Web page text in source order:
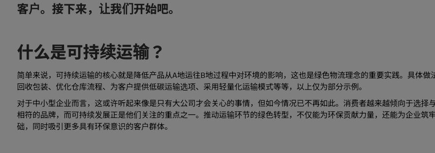
客户。接下来，让我们开始吧。
什么是可持续运输？
简单来说，可持续运输的核心就是降低产品从A地运往B地过程中对环境的影响，这也是绿色物流理念的重要实践。具体做
回收包装、优化仓库流程、为客户提供低碳运输选项、采用轻量化运输模式等等，以上仅为部分示例。
对于中小型企业而言，这或许听起来像是只有大公司才会关心的事情，但如今情况已不再如此。消费者越来越倾向于选择
相符的品牌，而可持续发展正是他们关注的重点之一。推动运输环节的绿色转型，不仅能为环保贡献力量，还能为企业筑
础，同时吸引更多具有环保意识的客户群体。